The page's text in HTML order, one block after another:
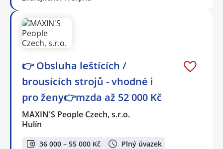
👉 Obsluha leštících /
brousících strojů - vhodné i
pro ženy👉mzda až 52 000 Kč
MAXIN'S People Czech, s.r.o.
Hulín
36 000 – 55 000 Kč
Plný úvazek